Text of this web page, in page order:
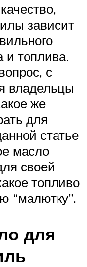
зависит
и топлива.
с
владельцы
же
для
статье
масло
своей
топливо
“малютку”.
для